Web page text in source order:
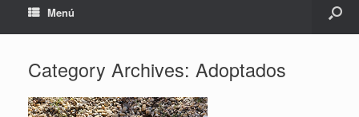
Menú
Category Archives: Adoptados